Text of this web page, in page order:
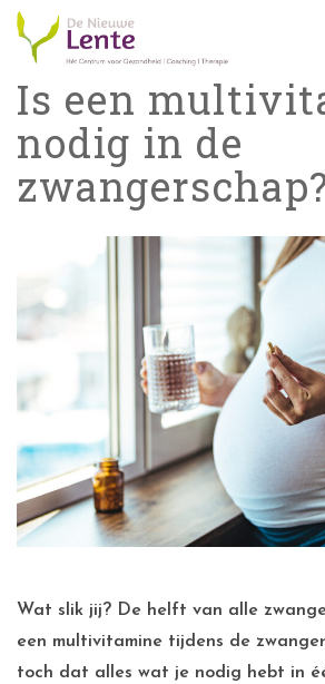
Is een
nodig in de
Wat slik jij? De helft van alle
een multivitamine tijdens de
toch dat alles wat je nodig hebt in